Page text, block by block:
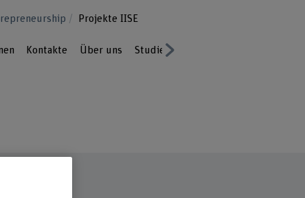
Projekte IISE
Kontakte Über uns Studierende unterstützen Start-ups